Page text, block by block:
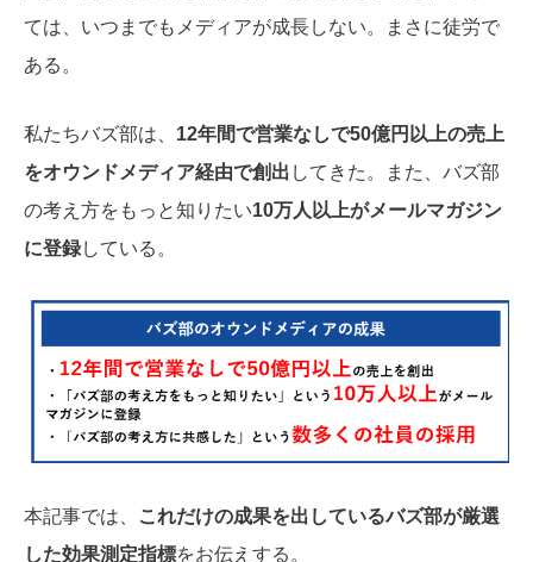
ては、いつまでもメディアが成長しない。まさに徒労で
ある。
私たちバズ部は、 12年間で営業なしで50億円以上の売上
をオウンドメディア経由で創出 してきた。また、バズ部
の考え方をもっと知りたい10万人以上がメールマガジン
に登録している。
本記事では、
これだけの成果を出しているバズ部が厳選
した効果測定指標をお伝えする。